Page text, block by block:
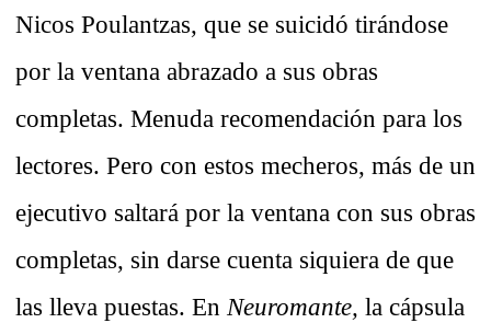
Nicos Poulantzas, que se suicidó tirándose
por la ventana abrazado a sus obras
completas. Menuda recomendación para los
lectores. Pero con estos mecheros, más de un
ejecutivo saltará por la ventana con sus obras
completas, sin darse cuenta siquiera de que
las lleva puestas. En Neuromante, la cápsula